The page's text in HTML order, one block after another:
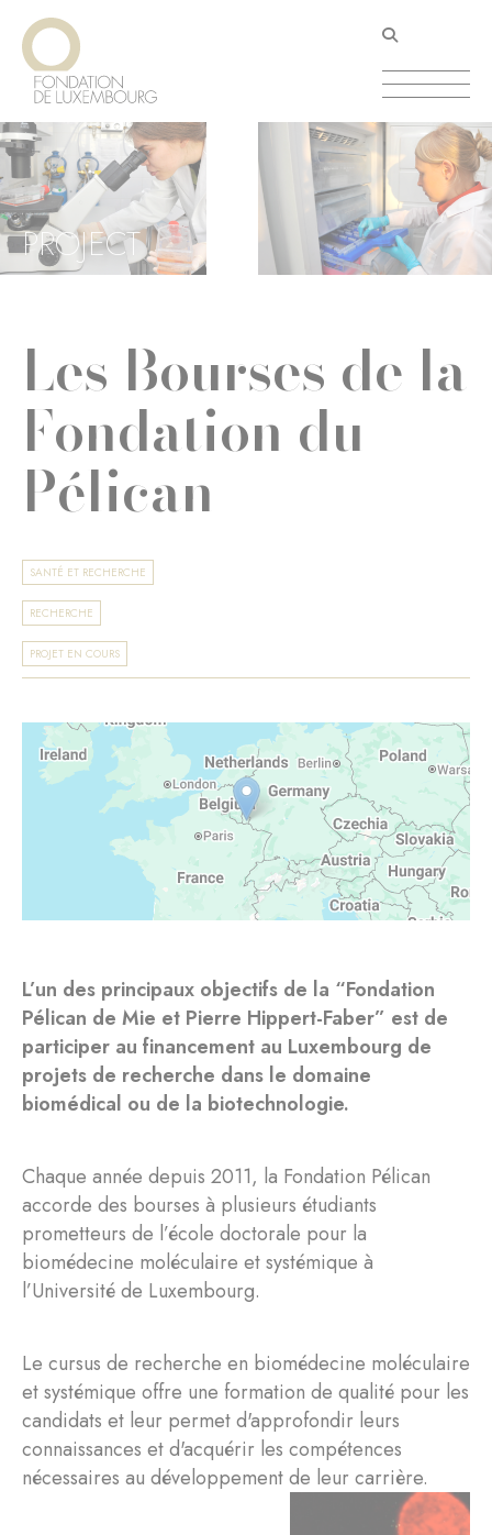
Aller
contenu
principal
PROJECT
Les Bourses de la
Fondation du
Pélican
SANTÉ ET RECHERCHE
RECHERCHE
PROJET EN COURS
L’un des principaux objectifs de la “Fondation
Pélican de Mie et Pierre Hippert-Faber” est de
participer au financement au Luxembourg de
projets de recherche dans le domaine
biomédical ou de la biotechnologie.
Chaque année depuis 2011, la Fondation Pélican
accorde des bourses à plusieurs étudiants
prometteurs de l’école doctorale pour la
biomédecine moléculaire et systémique à
l’Université de Luxembourg.
Le cursus de recherche en biomédecine moléculaire
et systémique offre une formation de qualité pour les
candidats et leur permet d'approfondir leurs
connaissances et d'acquérir les compétences
nécessaires au développement de leur carrière.
Panneau de gestion des cookies